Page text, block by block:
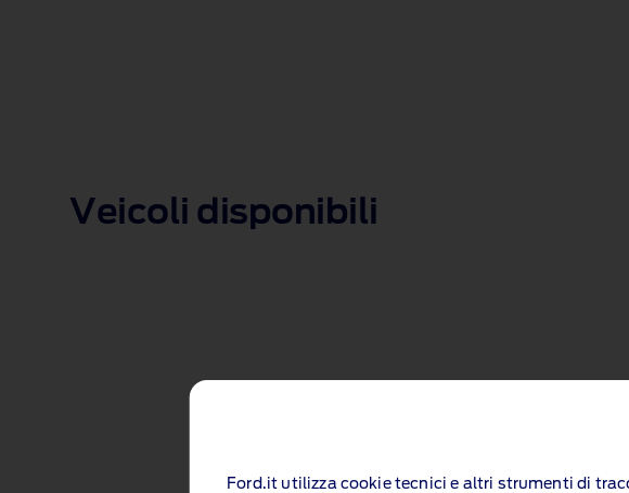
Ford.it utilizza cookie tecnici e altri strumenti di
Veicoli disponibili